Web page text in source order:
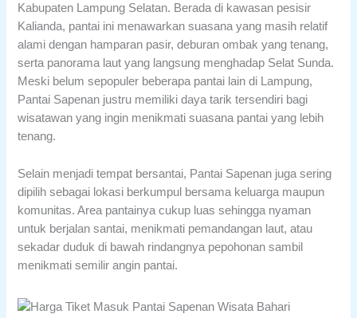
Kabupaten Lampung Selatan. Berada di kawasan pesisir
Kalianda, pantai ini menawarkan suasana yang masih relatif
alami dengan hamparan pasir, deburan ombak yang tenang,
serta panorama laut yang langsung menghadap Selat Sunda.
Meski belum sepopuler beberapa pantai lain di Lampung,
Pantai Sapenan justru memiliki daya tarik tersendiri bagi
wisatawan yang ingin menikmati suasana pantai yang lebih
tenang.
Selain menjadi tempat bersantai, Pantai Sapenan juga sering
dipilih sebagai lokasi berkumpul bersama keluarga maupun
komunitas. Area pantainya cukup luas sehingga nyaman
untuk berjalan santai, menikmati pemandangan laut, atau
sekadar duduk di bawah rindangnya pepohonan sambil
menikmati semilir angin pantai.